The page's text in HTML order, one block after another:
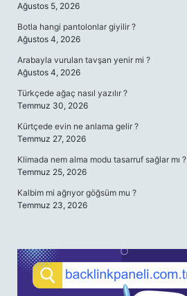
Ağustos 5, 2026
Botla hangi pantolonlar giyilir ?
Ağustos 4, 2026
Arabayla vurulan tavşan yenir mi ?
Ağustos 4, 2026
Türkçede ağaç nasıl yazılır ?
Temmuz 30, 2026
Kürtçede evin ne anlama gelir ?
Temmuz 27, 2026
Klimada nem alma modu tasarruf sağlar mı ?
Temmuz 25, 2026
Kalbim mi ağrıyor göğsüm mu ?
Temmuz 23, 2026